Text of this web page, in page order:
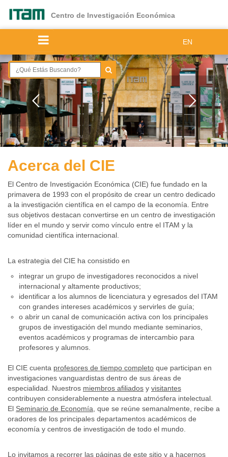
Centro de Investigación Económica
EN
Acerca del CIE
El Centro de Investigación Económica (CIE) fue fundado en la
primavera de 1993 con el propósito de crear un centro dedicado
a la investigación científica en el campo de la economía. Entre
sus objetivos destacan convertirse en un centro de investigación
líder en el mundo y servir como vínculo entre el ITAM y la
comunidad científica internacional.
La estrategia del CIE ha consistido en
integrar un grupo de investigadores reconocidos a nivel
internacional y altamente productivos;
identificar a los alumnos de licenciatura y egresados del ITAM
con grandes intereses académicos y servirles de guía;
o abrir un canal de comunicación activa con los principales
grupos de investigación del mundo mediante seminarios,
eventos académicos y programas de intercambio para
profesores y alumnos.
El CIE cuenta profesores de tiempo completo que participan en
investigaciones vanguardistas dentro de sus áreas de
especialidad. Nuestros miembros afiliados y visitantes
contribuyen considerablemente a nuestra atmósfera intelectual.
El Seminario de Economía , que se reúne semanalmente, recibe a
oradores de los principales departamentos académicos de
economía y centros de investigación de todo el mundo.
Lo invitamos a recorrer las páginas de este sitio y a hacernos